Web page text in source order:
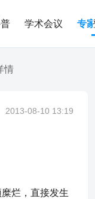
学术会议 专
情
2013-08-10 13:19
烂，直接发生